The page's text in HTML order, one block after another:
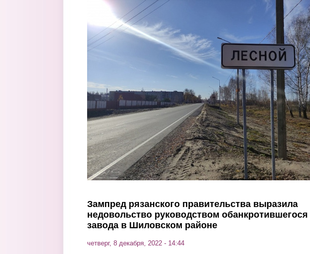
Перейти к основному содержанию
Зампред рязанского правительства выразила
недовольство руководством обанкротившегося
завода в Шиловском районе
четверг, 8 декабря, 2022 - 14:44